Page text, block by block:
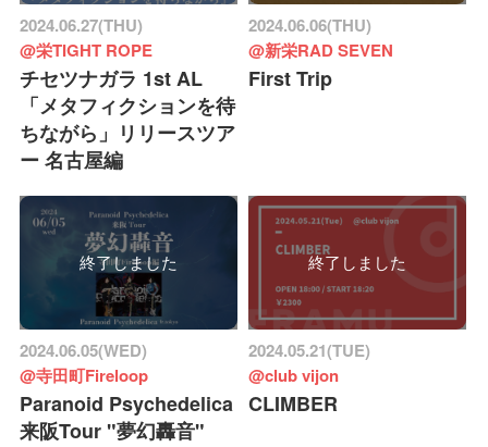
2024.06.27(THU)
@栄TIGHT ROPE
チセツナガラ 1st AL
「メタフィクションを待
ちながら」リリースツア
ー 名古屋編
2024.06.06(THU)
@新栄RAD SEVEN
First Trip
終了しました
2024.06.05(WED)
@寺田町Fireloop
Paranoid Psychedelica
来阪Tour "夢幻轟音"
終了しました
2024.05.21(TUE)
@club vijon
CLIMBER